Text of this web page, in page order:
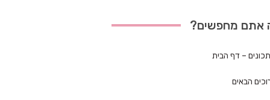
אתם מחפשים?
– דף הבית
הבאים